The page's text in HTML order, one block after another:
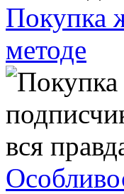
Покупка
методе